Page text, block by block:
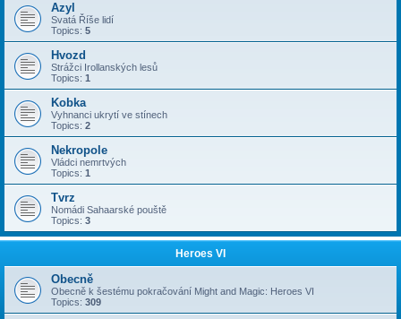
Azyl
Svatá Říše lidí
Topics: 5
Hvozd
Strážci Irollanských lesů
Topics: 1
Kobka
Vyhnanci ukrytí ve stínech
Topics: 2
Nekropole
Vládci nemrtvých
Topics: 1
Tvrz
Nomádi Sahaarské pouště
Topics: 3
Heroes VI
Obecně
Obecně k šestému pokračování Might and Magic: Heroes VI
Topics: 309